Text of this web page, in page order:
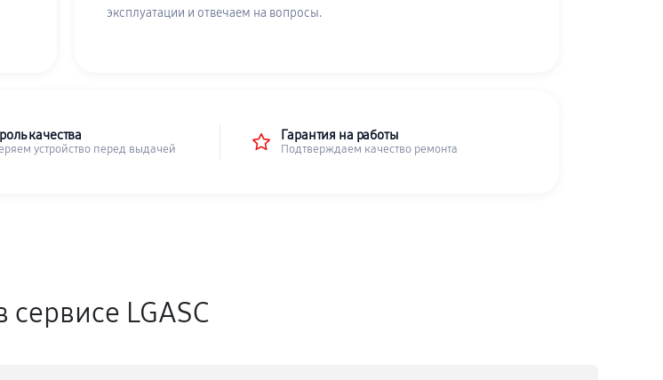
эксплуатации и отвечаем на вопросы.
качества
устройство перед выдачей
Гарантия на работы
Подтверждаем качество ремонта
LGASC